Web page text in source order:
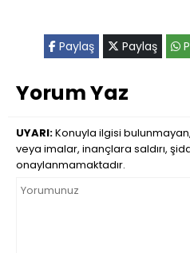
Paylaş Paylaş
Yorum Yaz
UYARI:Konuyla ilgisi
veya imalar, inançlara saldırı,
onaylanmamaktadır.